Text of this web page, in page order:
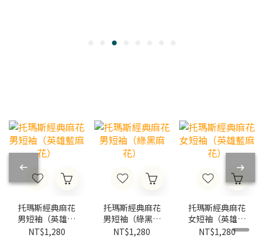
托瑪斯經典麻花
男短袖（英雄藍
麻花）
NT$1,280
托瑪斯經典麻花
男短袖（綠黑麻
花）
NT$1,280
托瑪斯經典麻花
女短袖（英雄藍
麻花）
NT$1,280